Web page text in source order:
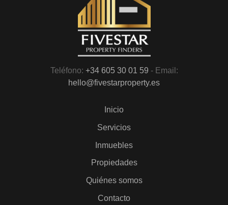
Teléfono: +34 605 30 01 59 - Email:
hello@fivestarproperty.es
Inicio
Servicios
Inmuebles
Propiedades
Quiénes somos
Contacto